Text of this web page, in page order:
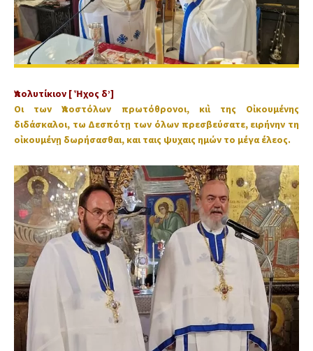
Ἀπολυτίκιον [ Ἦχος δ’]
Οι των Ἀποστόλων πρωτόθρονοι, κιὶ της Οἰκουμένης
διδάσκαλοι, τω Δεσπότῃ των όλων πρεσβεύσατε, ειρήνην τη
οἰκουμένῃ δωρήσασθαι, και ταις ψυχαις ημών το μέγα έλεος.